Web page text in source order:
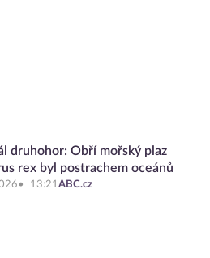
druhohor: Obří mořský plaz
rex byl postrachem oceánů
13:21ABC.cz